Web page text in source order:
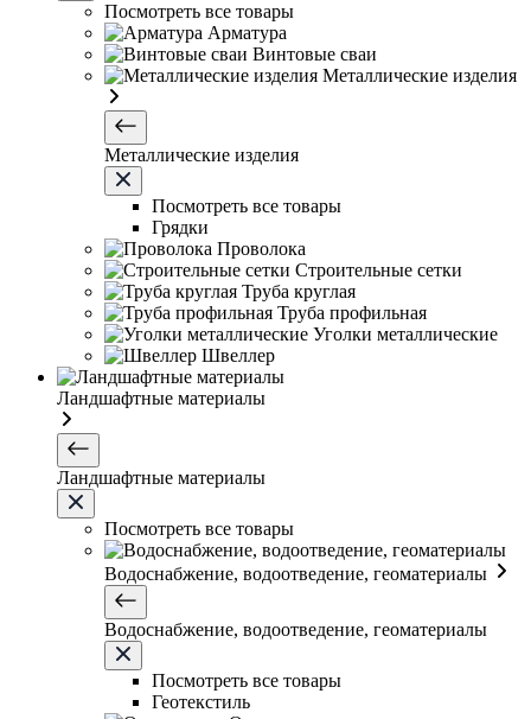
Посмотреть все товары
Арматура
Винтовые сваи
Металлические изделия
Металлические изделия
Посмотреть все товары
Грядки
Проволока
Строительные сетки
Труба круглая
Труба профильная
Уголки металлические
Швеллер
Ландшафтные материалы
Ландшафтные материалы
Посмотреть все товары
Водоснабжение, водоотведение, геоматериалы
Водоснабжение, водоотведение, геоматериалы
Посмотреть все товары
Геотекстиль